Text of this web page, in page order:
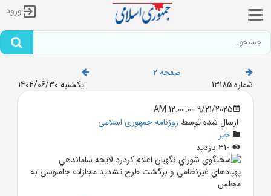
ورود
صفحه 2
شماره 13185
یکشنبه 1404/06/30
9/21/2025 12:00:00 AM
ارسال شده توسط روزنامه جمهوری اسلامی
خبر